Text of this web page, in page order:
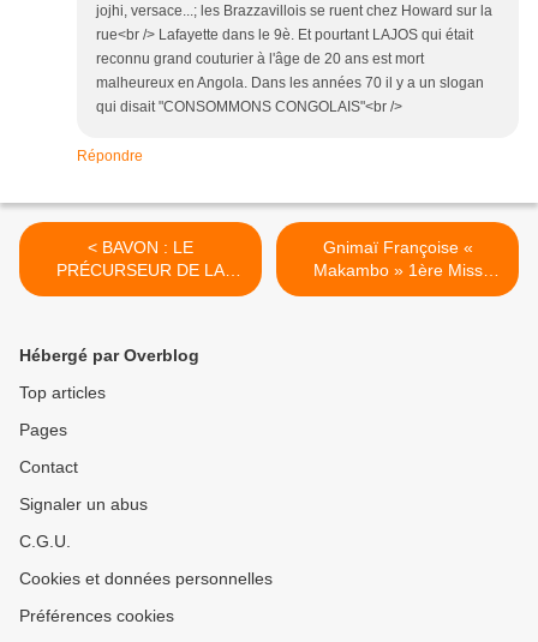
jojhi, versace...; les Brazzavillois se ruent chez Howard sur la
rue<br /> Lafayette dans le 9è. Et pourtant LAJOS qui était
reconnu grand couturier à l'âge de 20 ans est mort
malheureux en Angola. Dans les années 70 il y a un slogan
qui disait "CONSOMMONS CONGOLAIS"<br />
Répondre
< BAVON : LE
PRÉCURSEUR DE LA
SAPE
Gnimaï Françoise «
Makambo » 1ère Miss
Congo Brazza (1955) >
Hébergé par Overblog
Top articles
Pages
Contact
Signaler un abus
C.G.U.
Cookies et données personnelles
Préférences cookies